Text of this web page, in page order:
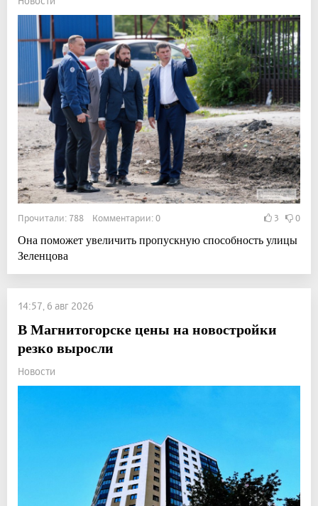
Прочитали: 788 Комментарии: 0 3 0
Она поможет увеличить пропускную способность улицы
Зеленцова
14:57, 6 авг 2026
В Магнитогорске цены на новостройки
резко выросли
Новости